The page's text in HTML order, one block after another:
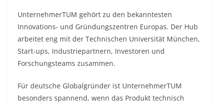
UnternehmerTUM gehört zu den bekanntesten
Innovations- und Gründungszentren Europas. Der Hub
arbeitet eng mit der Technischen Universität München,
Start-ups, Industriepartnern, Investoren und
Forschungsteams zusammen.
Für deutsche Globalgründer ist UnternehmerTUM
besonders spannend, wenn das Produkt technisch